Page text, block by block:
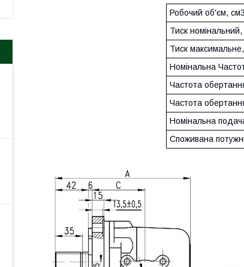
Робочий об'єм, см3
Тиск
Тиск
Номінальна
Частота
Частота
Номінальна
Споживана